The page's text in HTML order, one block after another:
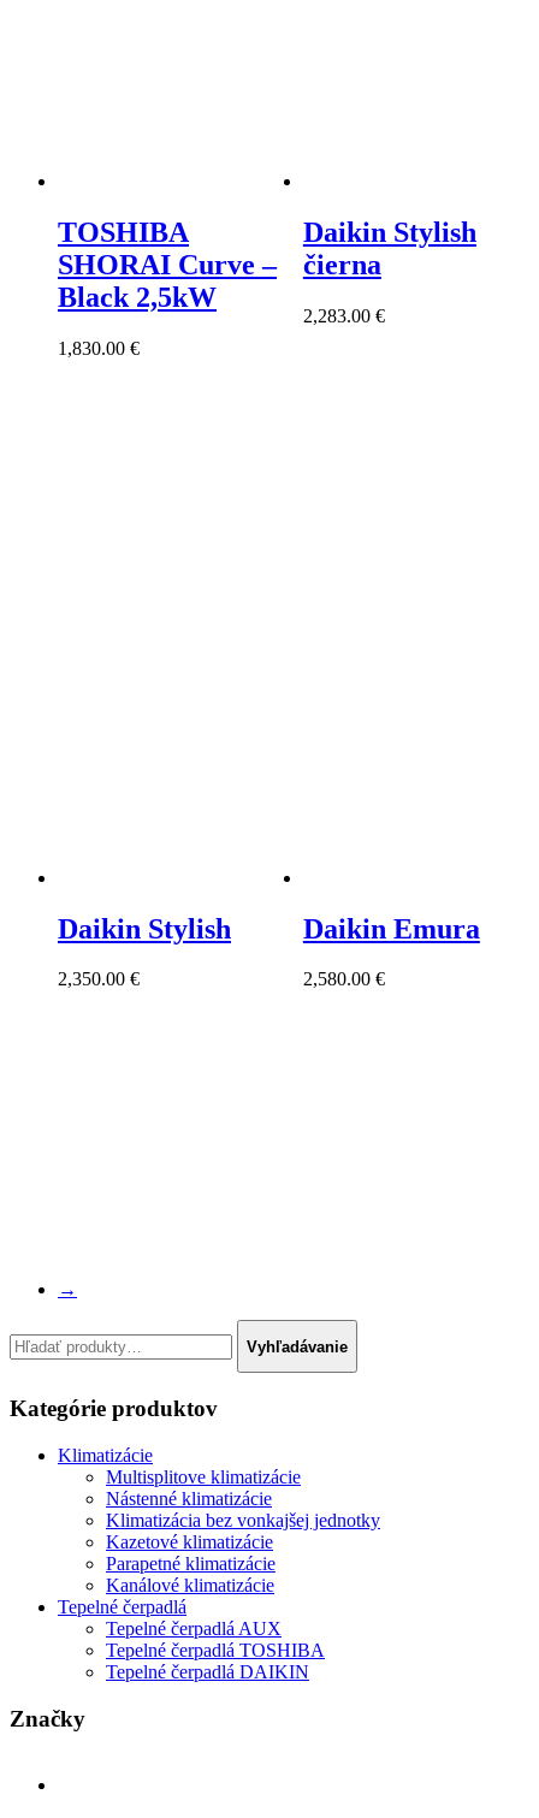
TOSHIBA
SHORAI Curve –
Black 2,5kW
1,830.00 €
Daikin Stylish
čierna
2,283.00 €
Daikin Stylish
2,350.00 €
Daikin Emura
2,580.00 €
→
Hľadať:
Vyhľadávanie
Kategórie produktov
Klimatizácie
Multisplitove klimatizácie
Nástenné klimatizácie
Klimatizácia bez vonkajšej jednotky
Kazetové klimatizácie
Parapetné klimatizácie
Kanálové klimatizácie
Tepelné čerpadlá
Tepelné čerpadlá AUX
Tepelné čerpadlá TOSHIBA
Tepelné čerpadlá DAIKIN
Značky